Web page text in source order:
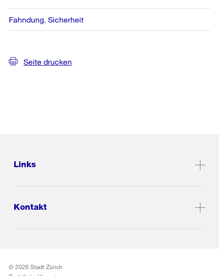
Fahndung Sicherheit
Seite drucken
Links
Kontakt
© 2026 Stadt Zürich